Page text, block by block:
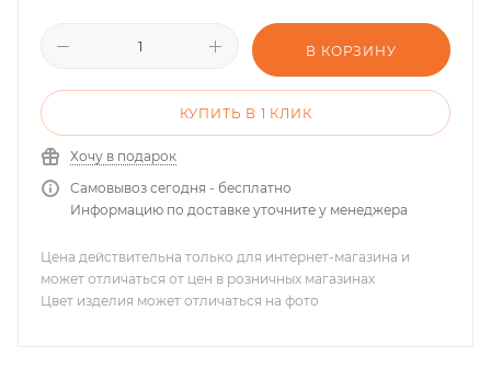
В КОРЗИНУ
КУПИТЬ В 1 КЛИК
Хочу в подарок
Самовывоз сегодня - бесплатно
Информацию по доставке уточните у менеджера
Цена действительна только для интернет-магазина и
может отличаться от цен в розничных магазинах
Цвет изделия может отличаться на фото